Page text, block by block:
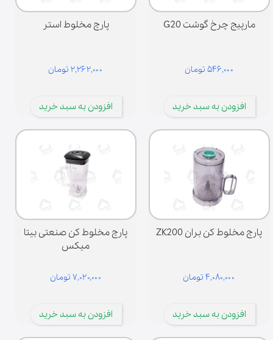
مارپیج چرخ گوشت G20
۵۴۶,۰۰۰ تومان
افزودن به سبد خرید
پارچ مخلوط استر
۲,۲۶۲,۰۰۰ تومان
افزودن به سبد خرید
پارچ مخلوط کن بران ZK200
۴,۰۸۰,۰۰۰ تومان
افزودن به سبد خرید
پارچ مخلوط کن صنعتی بیتا
میکس
۷,۰۲۰,۰۰۰ تومان
افزودن به سبد خرید